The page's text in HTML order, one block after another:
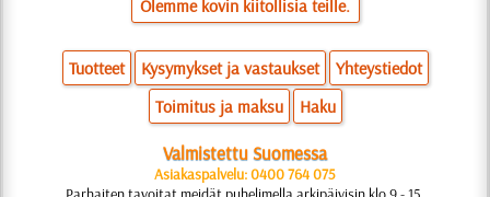
Olemme kovin kiitollisia teille.
Tuotteet Kysymykset ja vastaukset
Yhteystiedot
Toimitus ja maksu
Haku
Valmistettu Suomessa
Asiakaspalvelu: 0400 764 075